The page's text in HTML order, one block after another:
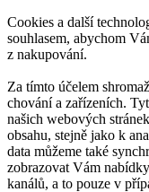
Cookies a další
souhlasem, abychom
z nakupování.
Za tímto účelem
chování a zařízeních.
našich webových
obsahu, stejně jako k
data můžeme také
zobrazovat Vám
kanálů, a to pouze v